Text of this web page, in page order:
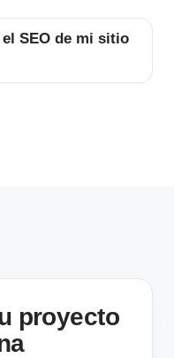
SEO de mi sitio
proyecto